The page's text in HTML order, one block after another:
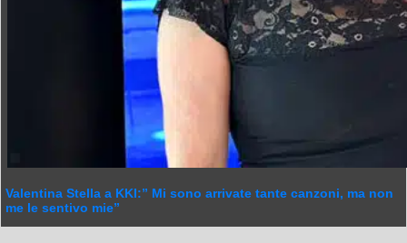
Valentina Stella a KKI:” Mi sono arrivate tante canzoni, ma non
me le sentivo mie”